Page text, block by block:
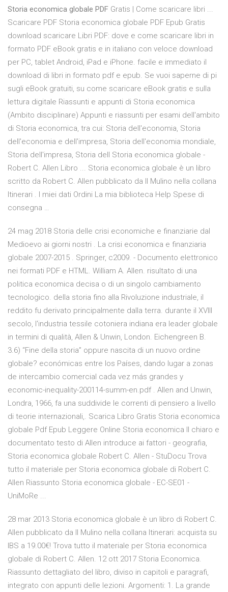
Storia economica globale PDF Gratis | Come scaricare libri ...
Scaricare PDF Storia economica globale PDF Epub Gratis
download scaricare Libri PDF: dove e come scaricare libri in
formato PDF eBook gratis e in italiano con veloce download
per PC, tablet Android, iPad e iPhone. facile e immediato il
download di libri in formato pdf e epub. Se vuoi saperne di pi
sugli eBook gratuiti, su come scaricare eBook gratis e sulla
lettura digitale Riassunti e appunti di Storia economica
(Ambito disciplinare) Appunti e riassunti per esami dell'ambito
di Storia economica, tra cui: Storia dell'economia, Storia
dell'economia e dell'impresa, Storia dell'economia mondiale,
Storia dell'impresa, Storia dell Storia economica globale -
Robert C. Allen Libro ... Storia economica globale è un libro
scritto da Robert C. Allen pubblicato da Il Mulino nella collana
Itinerari . I miei dati Ordini La mia biblioteca Help Spese di
consegna …
24 mag 2018 Storia delle crisi economiche e finanziarie dal
Medioevo ai giorni nostri . La crisi economica e finanziaria
globale 2007-2015 . Springer, c2009. - Documento elettronico
nei formati PDF e HTML. William A. Allen. risultato di una
politica economica decisa o di un singolo cambiamento
tecnologico. della storia fino alla Rivoluzione industriale, il
reddito fu derivato principalmente dalla terra. durante il XVIII
secolo, l'industria tessile cotoniera indiana era leader globale
in termini di qualità, Allen & Unwin, London. Eichengreen B.
3.6) “Fine della storia” oppure nascita di un nuovo ordine
globale? económicas entre los Países, dando lugar a zonas
de intercambio comercial cada vez más grandes y
economic-inequality-200114-summ-en.pdf . Allen and Unwin,
Londra, 1966, fa una suddivide le correnti di pensiero a livello
di teorie internazionali,. Scarica Libro Gratis Storia economica
globale Pdf Epub Leggere Online Storia economica Il chiaro e
documentato testo di Allen introduce ai fattori - geografia,
Storia economica globale Robert C. Allen - StuDocu Trova
tutto il materiale per Storia economica globale di Robert C.
Allen Riassunto Storia economica globale - EC-SE01 -
UniMoRe ...
28 mar 2013 Storia economica globale è un libro di Robert C.
Allen pubblicato da Il Mulino nella collana Itinerari: acquista su
IBS a 19.00€! Trova tutto il materiale per Storia economica
globale di Robert C. Allen. 12 ott 2017 Storia Economica.
Riassunto dettagliato del libro, diviso in capitoli e paragrafi,
integrato con appunti delle lezioni. Argomenti: 1. La grande